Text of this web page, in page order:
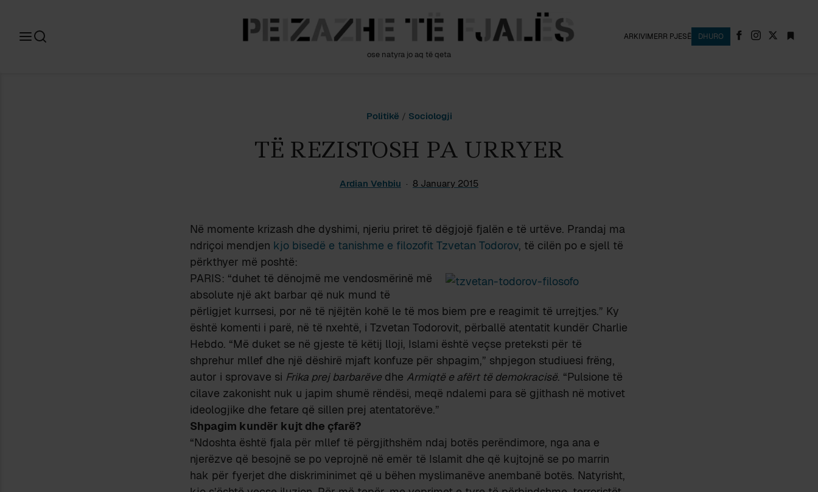
ose natyra jo aq të qeta
ARKIVIMERR PJESË DHURO
Politikë / Sociologji
TË REZISTOSH PA URRYER
Ardian Vehbiu 8 January 2015
Në momente krizash dhe dyshimi, njeriu priret të dëgjojë fjalën e të urtëve. Prandaj ma
ndriçoi mendjen kjo bisedë e tanishme e filozofit Tzvetan Todorov, të cilën po e sjell të
përkthyer më poshtë:
PARIS: “duhet të dënojmë me vendosmërinë më
absolute një akt barbar që nuk mund të
përligjet kurrsesi, por në të njëjtën kohë le të mos biem pre e reagimit të urrejtjes.” Ky
është komenti i parë, në të nxehtë, i Tzvetan Todorovit, përballë atentatit kundër Charlie
Hebdo. “Më duket se në gjeste të këtij lloji, Islami është veçse preteksti për të
shprehur mllef dhe një dëshirë mjaft konfuze për shpagim,” shpjegon studiuesi frëng,
autor i sprovave si Frika prej barbarëve dhe Armiqtë e afërt të demokracisë. “Pulsione të
cilave zakonisht nuk u japim shumë rëndësi, meqë ndalemi para së gjithash në motivet
ideologjike dhe fetare që sillen prej atentatorëve.”
Shpagim kundër kujt dhe çfarë?
“Ndoshta është fjala për mllef të përgjithshëm ndaj botës perëndimore, nga ana e
njerëzve që besojnë se po veprojnë në emër të Islamit dhe që kujtojnë se po marrin
hak për fyerjet dhe diskriminimet që u bëhen myslimanëve anembanë botës. Natyrisht,